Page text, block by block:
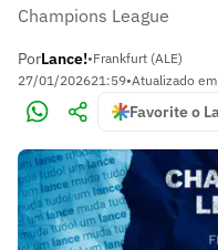
Champions League
PorLance!•Frankfurt (ALE)
27/01/202621:59•Atualizado em
Favorite o